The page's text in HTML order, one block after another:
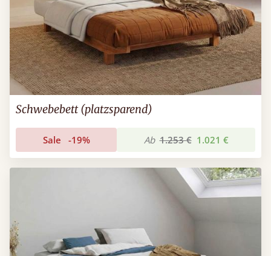
Schwebebett (platzsparend)
Sale -19% Ab 1.253 € 1.021 €